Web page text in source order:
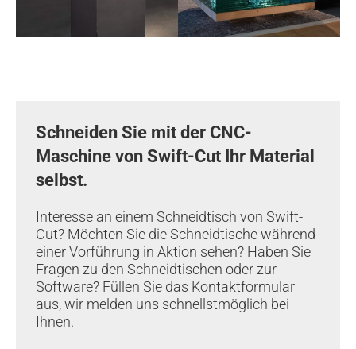
Schneiden Sie mit der CNC-
Maschine von Swift-Cut Ihr Material
selbst.
Interesse an einem Schneidtisch von Swift-
Cut? Möchten Sie die Schneidtische während
einer Vorführung in Aktion sehen? Haben Sie
Fragen zu den Schneidtischen oder zur
Software? Füllen Sie das Kontaktformular
aus, wir melden uns schnellstmöglich bei
Ihnen.